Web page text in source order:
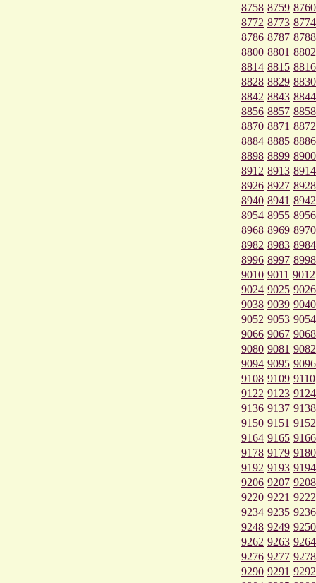
8758 8759 8760
8772 8773 8774
8786 8787 8788
8800 8801 8802
8814 8815 8816
8828 8829 8830
8842 8843 8844
8856 8857 8858
8870 8871 8872
8884 8885 8886
8898 8899 8900
8912 8913 8914
8926 8927 8928
8940 8941 8942
8954 8955 8956
8968 8969 8970
8982 8983 8984
8996 8997 8998
9010 9011 9012
9024 9025 9026
9038 9039 9040
9052 9053 9054
9066 9067 9068
9080 9081 9082
9094 9095 9096
9108 9109 9110
9122 9123 9124
9136 9137 9138
9150 9151 9152
9164 9165 9166
9178 9179 9180
9192 9193 9194
9206 9207 9208
9220 9221 9222
9234 9235 9236
9248 9249 9250
9262 9263 9264
9276 9277 9278
9290 9291 9292